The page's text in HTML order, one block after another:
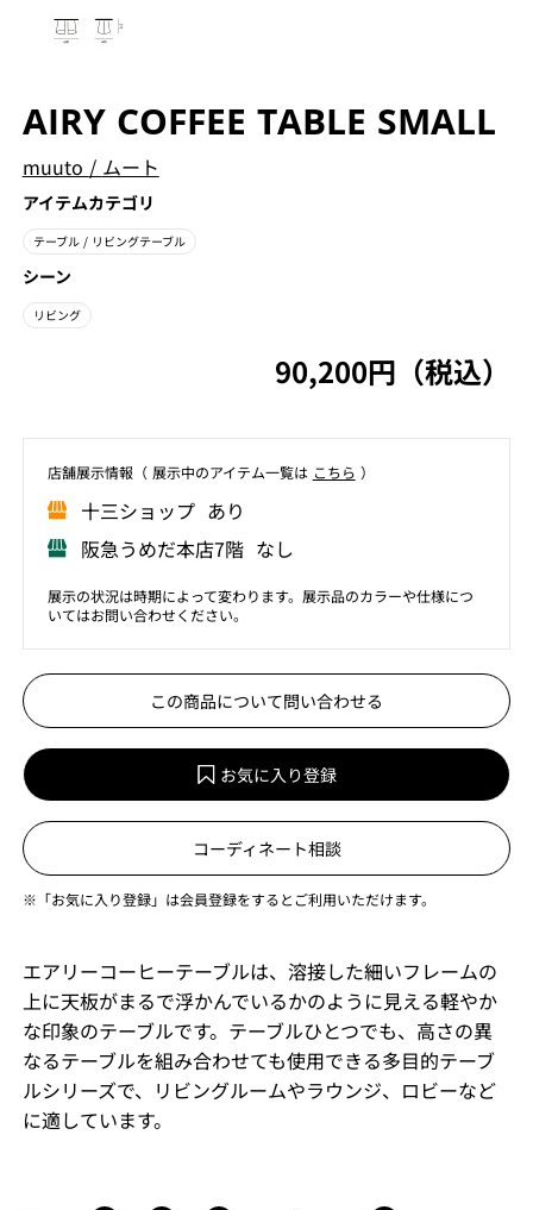
AIRY COFFEE TABLE SMALL
muuto / ムート
アイテムカテゴリ
テーブル / リビングテーブル
シーン
リビング
90,200円（税込）
店舗展⽰情報（ 展⽰中のアイテム⼀覧は こちら ）
⼗三ショップ あり
阪急うめだ本店7階 なし
展示の状況は時期によって変わります。展示品のカラーや仕様につ
いてはお問い合わせください。
この商品について問い合わせる
お気に入り登録
コーディネート相談
※「お気に入り登録」は会員登録をするとご利用いただけます。
エアリーコーヒーテーブルは、溶接した細いフレームの
上に天板がまるで浮かんでいるかのように見える軽やか
な印象のテーブルです。テーブルひとつでも、高さの異
なるテーブルを組み合わせても使用できる多目的テーブ
ルシリーズで、リビングルームやラウンジ、ロビーなど
に適しています。